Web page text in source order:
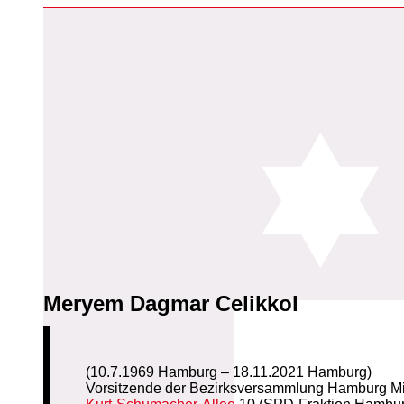
Meryem Dagmar Celikkol
(10.7.1969 Hamburg – 18.11.2021 Hamburg)
Vorsitzende der Bezirksversammlung Hamburg